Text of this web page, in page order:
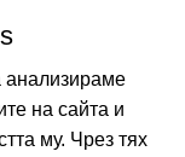
анализираме
на сайта и
му. Чрез тях